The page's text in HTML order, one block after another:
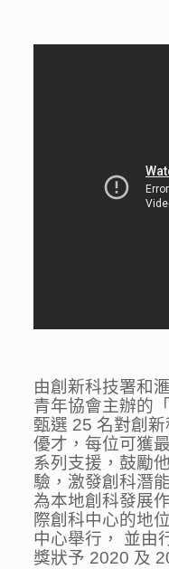
由創新科技署和
青年協會主辦的
甄選 25 名對創
優才，每位可獲
系列支援，鼓勵
驗，激發創科潛
為本地創科發展
際創科中心的地
中心舉行， 並由
獎狀予 2020 及